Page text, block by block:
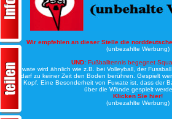
Wir empfehlen an dieser Stelle die
(unbezahlte Werbung)
UND: Fußballtennis begegnet
Bei Fuwate wird ähnlich wie z.B. bei Volleyball, der
Ball darf zu keiner Zeit den Boden berühren. Gespielt
oder Kopf. Eine Besonderheit von Fuwate ist, dass der
über die Wände gespielt
Klicken Sie hier!
(unbezahlte Werbung)